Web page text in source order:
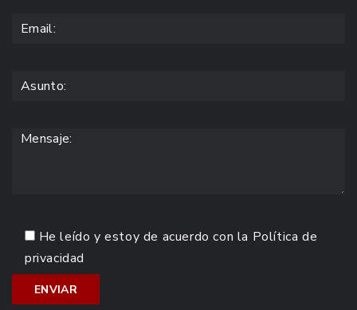
He leído y estoy de acuerdo con la Política de
privacidad